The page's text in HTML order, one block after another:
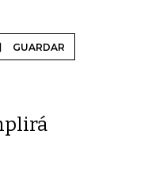
GUARDAR